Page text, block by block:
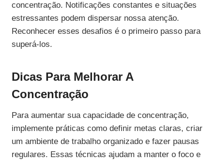
concentração. Notificações constantes e situações
estressantes podem dispersar nossa atenção.
Reconhecer esses desafios é o primeiro passo para
superá-los.
Dicas Para Melhorar A
Concentração
Para aumentar sua capacidade de concentração,
implemente práticas como definir metas claras, criar
um ambiente de trabalho organizado e fazer pausas
regulares. Essas técnicas ajudam a manter o foco e